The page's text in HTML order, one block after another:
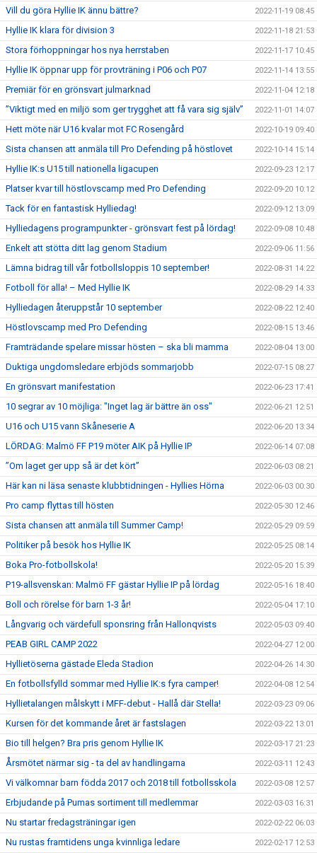
Vill du göra Hyllie IK ännu bättre? 2022-11-19 08:45
Hyllie IK klara för division 3 2022-11-18 21:53
Stora förhoppningar hos nya herrstaben 2022-11-17 10:45
Hyllie IK öppnar upp för provträning i P06 och P07 2022-11-14 13:55
Premiär för en grönsvart julmarknad 2022-11-04 12:18
”Viktigt med en miljö som ger trygghet att få vara sig själv” 2022-11-01 14:07
Hett möte när U16 kvalar mot FC Rosengård 2022-10-19 09:40
Sista chansen att anmäla till Pro Defending på höstlovet 2022-10-14 15:14
Hyllie IK:s U15 till nationella ligacupen 2022-09-23 12:17
Platser kvar till höstlovscamp med Pro Defending 2022-09-20 10:12
Tack för en fantastisk Hylliedag! 2022-09-12 13:09
Hylliedagens programpunkter - grönsvart fest på lördag! 2022-09-08 10:48
Enkelt att stötta ditt lag genom Stadium 2022-09-06 11:56
Lämna bidrag till vår fotbollsloppis 10 september! 2022-08-31 14:22
Fotboll för alla! – Med Hyllie IK 2022-08-29 14:33
Hylliedagen återuppstår 10 september 2022-08-22 12:40
Höstlovscamp med Pro Defending 2022-08-15 13:46
Framträdande spelare missar hösten – ska bli mamma 2022-08-04 13:00
Duktiga ungdomsledare erbjöds sommarjobb 2022-07-15 08:27
En grönsvart manifestation 2022-06-23 17:41
10 segrar av 10 möjliga: "Inget lag är bättre än oss" 2022-06-21 12:51
U16 och U15 vann Skåneserie A 2022-06-20 13:34
LÖRDAG: Malmö FF P19 möter AIK på Hyllie IP 2022-06-14 07:08
”Om laget ger upp så är det kört” 2022-06-03 08:21
Här kan ni läsa senaste klubbtidningen - Hyllies Hörna 2022-06-03 00:30
Pro camp flyttas till hösten 2022-05-30 12:46
Sista chansen att anmäla till Summer Camp! 2022-05-29 09:59
Politiker på besök hos Hyllie IK 2022-05-25 08:14
Boka Pro-fotbollskola! 2022-05-20 15:39
P19-allsvenskan: Malmö FF gästar Hyllie IP på lördag 2022-05-16 18:40
Boll och rörelse för barn 1-3 år! 2022-05-04 17:10
Långvarig och värdefull sponsring från Hallonqvists 2022-05-03 09:40
PEAB GIRL CAMP 2022 2022-04-27 12:00
Hyllietöserna gästade Eleda Stadion 2022-04-26 14:30
En fotbollsfylld sommar med Hyllie IK:s fyra camper! 2022-04-08 12:54
Hyllietalangen målskytt i MFF-debut - Hallå där Stella! 2022-03-23 09:06
Kursen för det kommande året är fastslagen 2022-03-22 13:01
Bio till helgen? Bra pris genom Hyllie IK 2022-03-17 21:23
Årsmötet närmar sig - ta del av handlingarna 2022-03-11 12:43
Vi välkomnar barn födda 2017 och 2018 till fotbollsskola 2022-03-08 12:57
Erbjudande på Pumas sortiment till medlemmar 2022-03-03 16:31
Nu startar fredagsträningar igen 2022-02-22 06:03
Nu rustas framtidens unga kvinnliga ledare 2022-02-17 12:53